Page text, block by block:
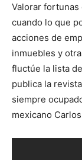
Valorar
cuando lo que
acciones de
inmuebles y
fluctúe la lista
publica la
siempre
mexicano